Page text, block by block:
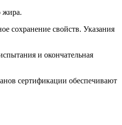
жира.
сохранение свойств. Указания
и окончательная
сертификации обеспечивают